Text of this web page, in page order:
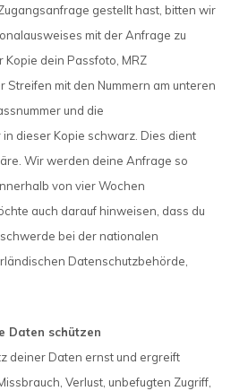
gestellt hast, bitten wir
mit der Anfrage zu
dein Passfoto, MRZ
Streifen mit den Nummern am unteren
und die
dieser Kopie schwarz. Dies dient
Wir werden deine Anfrage so
von vier Wochen
auch darauf hinweisen, dass du
bei der nationalen
Datenschutzbehörde,
Daten schützen
deiner Daten ernst und ergreift
Verlust, unbefugten Zugriff,